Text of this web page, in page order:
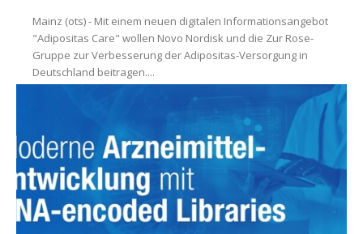
Mainz (ots) - Mit einem neuen digitalen Informationsangebot
"Adipositas Care" wollen Novo Nordisk und die Zur Rose-
Gruppe zur Verbesserung der Adipositas-Versorgung in
Deutschland beitragen....